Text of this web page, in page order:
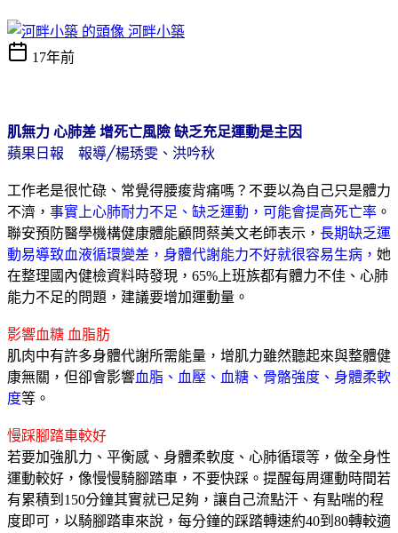
河畔小築
17年前
肌無力 心肺差 增死亡風險 缺乏充足運動是主因
蘋果日報
報導╱楊琇雯、洪吟秋
工作老是很忙碌、常覺得腰痠背痛嗎？不要以為自己只是體力
不濟， 事實上心肺耐力不足、缺乏運動，可能會提高死亡率 。
聯安預防醫學機構健康體能顧問蔡美文老師表示， 長期缺乏運
動易導致血液循環變差，身體代謝能力不好就很容易生病， 她
在整理國內健檢資料時發現， 65% 上班族都有體力不佳、心肺
能力不足的問題，建議要增加運動量。
影響血糖 血脂肪
肌肉中有許多身體代謝所需能量，增肌力雖然聽起來與整體健
康無關，但卻會影響血脂、血壓、血糖、骨骼強度、身體柔軟
度等。
慢踩腳踏車較好
若要加強肌力、平衡感、身體柔軟度、心肺循環等，做全身性
運動較好，像慢慢騎腳踏車，不要快踩。提醒每周運動時間若
有累積到 150分鐘其實就已足夠，讓自己流點汗、有點喘的程
度即可，以騎腳踏車來說，每分鐘的踩踏轉速約40到 80轉較適